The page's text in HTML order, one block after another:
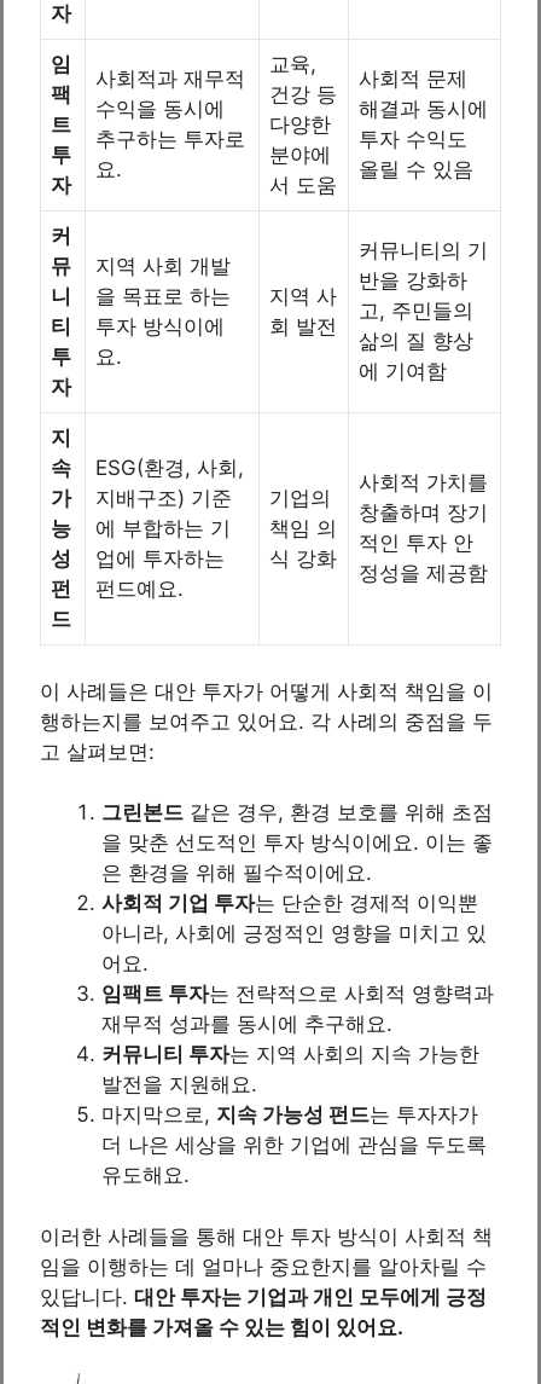
자
임
팩
트
투
자
사회적과 재무적
수익을 동시에
추구하는 투자로
요.
교육,
건강 등
다양한
분야에
서 도움
사회적 문제
해결과 동시에
투자 수익도
올릴 수 있음
커
뮤
니
티
투
자
지역 사회 개발
을 목표로 하는
투자 방식이에
요.
지역 사
회 발전
커뮤니티의 기
반을 강화하
고, 주민들의
삶의 질 향상
에 기여함
지
속
가
능
성
펀
드
ESG(환경, 사회,
지배구조) 기준
에 부합하는 기
업에 투자하는
펀드예요.
기업의
책임 의
식 강화
사회적 가치를
창출하며 장기
적인 투자 안
정성을 제공함
이 사례들은 대안 투자가 어떻게 사회적 책임을 이
행하는지를 보여주고 있어요. 각 사례의 중점을 두
고 살펴보면:
그린본드 같은 경우, 환경 보호를 위해 초점
을 맞춘 선도적인 투자 방식이에요. 이는 좋
은 환경을 위해 필수적이에요.
사회적 기업 투자는 단순한 경제적 이익뿐
아니라, 사회에 긍정적인 영향을 미치고 있
어요.
임팩트 투자는 전략적으로 사회적 영향력과
재무적 성과를 동시에 추구해요.
커뮤니티 투자는 지역 사회의 지속 가능한
발전을 지원해요.
마지막으로, 지속 가능성 펀드는 투자자가
더 나은 세상을 위한 기업에 관심을 두도록
유도해요.
이러한 사례들을 통해 대안 투자 방식이 사회적 책
임을 이행하는 데 얼마나 중요한지를 알아차릴 수
있답니다. 대안 투자는 기업과 개인 모두에게 긍정
적인 변화를 가져올 수 있는 힘이 있어요.